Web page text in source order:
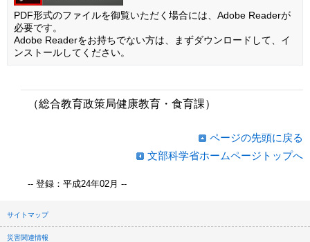
PDF形式のファイルを御覧いただく場合には、Adobe Readerが
必要です。
Adobe Readerをお持ちでない方は、まずダウンロードして、イ
ンストールしてください。
（総合教育政策局健康教育・食育課）
ページの先頭に戻る
文部科学省ホームページトップへ
-- 登録：平成24年02月 --
サイトマップ
災害関連情報